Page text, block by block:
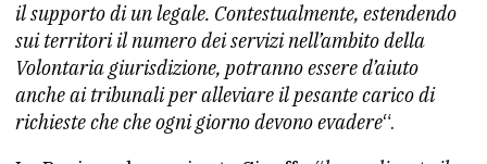
il supporto di un legale. Contestualmente, estendendo
sui territori il numero dei servizi nell’ambito della
Volontaria giurisdizione, potranno essere d’aiuto
anche ai tribunali per alleviare il pesante carico di
richieste che che ogni giorno devono evadere“.